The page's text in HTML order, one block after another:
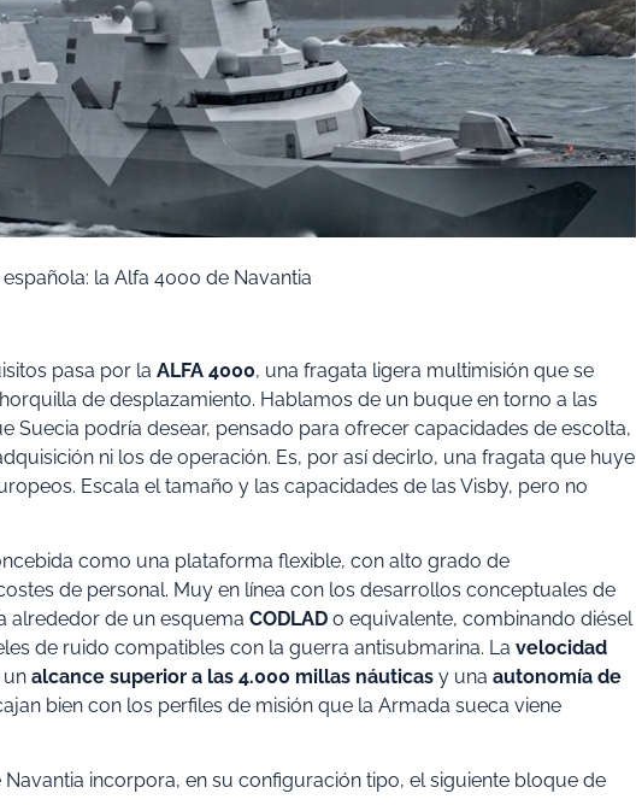
la Alfa 4000 de Navantia
pasa por la ALFA 4000, una fragata ligera multimisión que se
de desplazamiento. Hablamos de un buque en torno a las
Suecia podría desear, pensado para ofrecer capacidades de escolta,
ni los de operación. Es, por así decirlo, una fragata que huye
Escala el tamaño y las capacidades de las Visby, pero no
como una plataforma flexible, con alto grado de
de personal. Muy en línea con los desarrollos conceptuales de
alrededor de un esquema CODLAD o equivalente, combinando diésel
de ruido compatibles con la guerra antisubmarina. La velocidad
un alcance superior a las 4.000 millas náuticas y una autonomía de
bien con los perfiles de misión que la Armada sueca viene
incorpora, en su configuración tipo, el siguiente bloque de